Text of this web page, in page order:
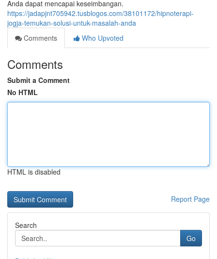
Anda dapat mencapai keseimbangan.
https://jadapjnt705942.tusblogos.com/38101172/hipnoterapi-
jogja-temukan-solusi-untuk-masalah-anda
Comments
Who Upvoted
Comments
Submit a Comment
No HTML
HTML is disabled
Report Page
Search
Go